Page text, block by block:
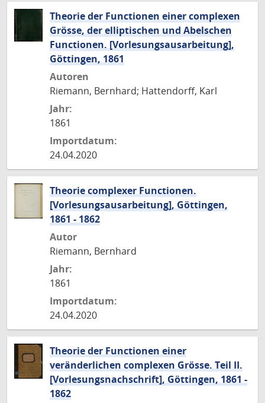
Theorie der Functionen einer complexen
Grösse, der elliptischen und Abelschen
Functionen. [Vorlesungsausarbeitung],
Göttingen, 1861
Autoren
Riemann, Bernhard; Hattendorff, Karl
Jahr:
1861
Importdatum:
24.04.2020
Theorie complexer Functionen.
[Vorlesungsausarbeitung], Göttingen,
1861 - 1862
Autor
Riemann, Bernhard
Jahr:
1861
Importdatum:
24.04.2020
Theorie der Functionen einer
veränderlichen complexen Grösse. Teil II.
[Vorlesungsnachschrift], Göttingen, 1861 -
1862